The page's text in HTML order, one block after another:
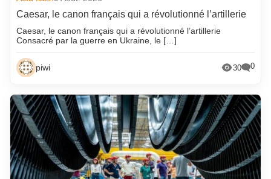
Caesar, le canon français qui a révolutionné l’artillerie
Caesar, le canon français qui a révolutionné l’artillerie
Consacré par la guerre en Ukraine, le […]
piwi 30 0